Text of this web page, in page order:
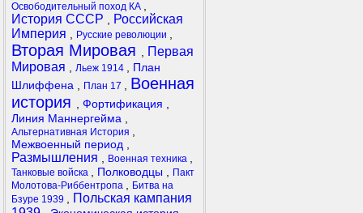
Освободительный поход КА
История СССР
Российская
Империя
Русские революции
Вторая Мировая
Первая
Мировая
Льеж 1914
План
Шлиффена
План 17
Военная
история
Фортификация
Линия Маннергейма
Альтернативная История
Межвоенный период
Размышления Военная техника
Танковые войска Полководцы
Пакт
Молотова-Риббентропа
Битва на
Бзуре 1939
Польская кампания